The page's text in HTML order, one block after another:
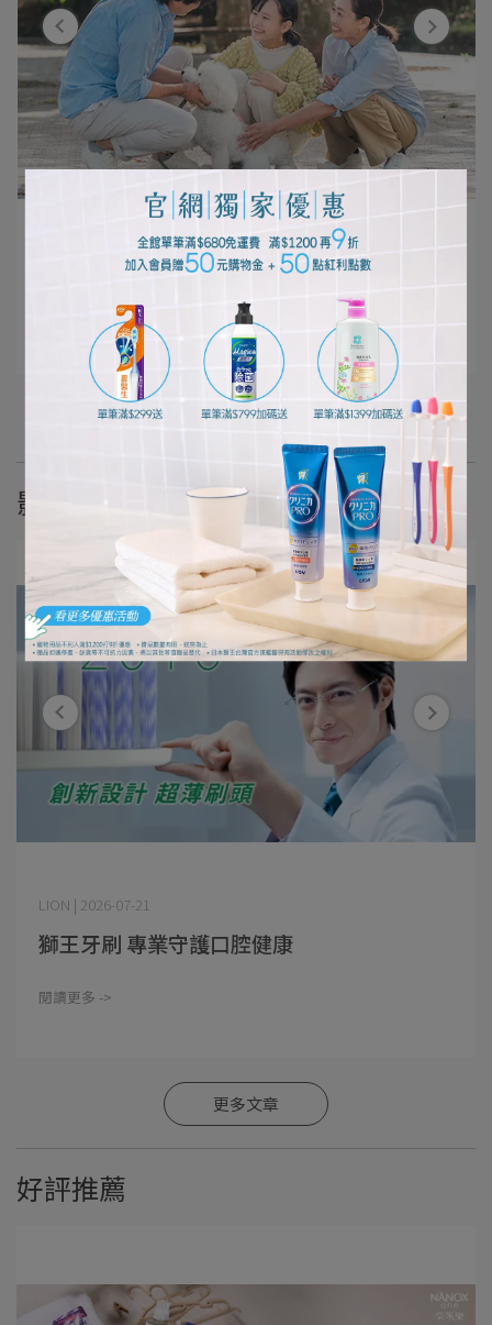
編輯部 | 2026-06-29
孩子想養寵物？親子一起做好迎接毛孩的準
更多文章
影音專區
LION​ | 2026-07-21
獅王牙刷 專業守護口腔健康
閱讀更多 ->
更多文章
好評推薦